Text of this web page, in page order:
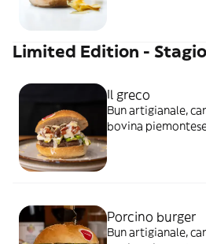
Limited Edition -
Il greco
Bun artigianale,
bovina
Porcino burger
Bun artigianale,